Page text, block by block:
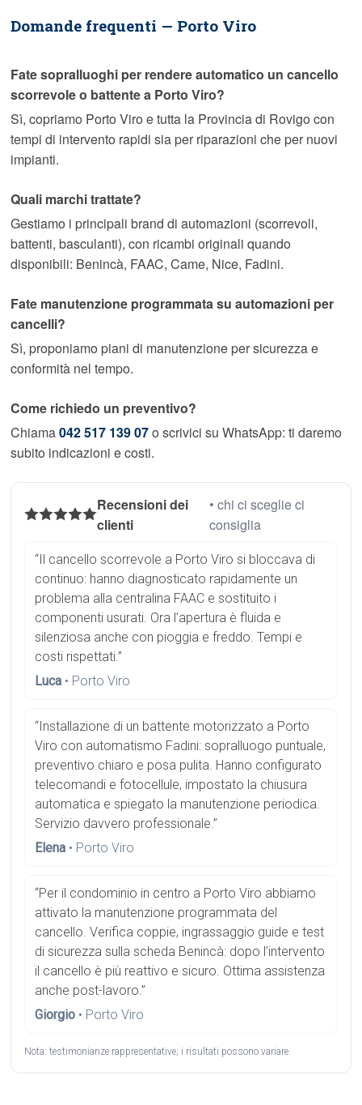
Domande frequenti — Porto Viro
Fate sopralluoghi per rendere automatico un cancello
scorrevole o battente a Porto Viro?
Sì, copriamo Porto Viro e tutta la Provincia di Rovigo con
tempi di intervento rapidi sia per riparazioni che per nuovi
impianti.
Quali marchi trattate?
Gestiamo i principali brand di automazioni (scorrevoli,
battenti, basculanti), con ricambi originali quando
disponibili: Benincà, FAAC, Came, Nice, Fadini.
Fate manutenzione programmata su automazioni per
cancelli?
Sì, proponiamo piani di manutenzione per sicurezza e
conformità nel tempo.
Come richiedo un preventivo?
Chiama042 517 139 07o scrivici su WhatsApp: ti daremo
subito indicazioni e costi.
Recensioni dei
clienti
• chi ci sceglie ci
consiglia
“Il cancello scorrevole a Porto Viro si bloccava di
continuo: hanno diagnosticato rapidamente un
problema alla centralina FAAC e sostituito i
componenti usurati. Ora l’apertura è fluida e
silenziosa anche con pioggia e freddo. Tempi e
costi rispettati.”
Luca • Porto Viro
“Installazione di un battente motorizzato a Porto
Viro con automatismo Fadini: sopralluogo puntuale,
preventivo chiaro e posa pulita. Hanno configurato
telecomandi e fotocellule, impostato la chiusura
automatica e spiegato la manutenzione periodica.
Servizio davvero professionale.”
Elena • Porto Viro
“Per il condominio in centro a Porto Viro abbiamo
attivato la manutenzione programmata del
cancello. Verifica coppie, ingrassaggio guide e test
di sicurezza sulla scheda Benincà: dopo l’intervento
il cancello è più reattivo e sicuro. Ottima assistenza
anche post-lavoro.”
Giorgio • Porto Viro
Nota: testimonianze rappresentative; i risultati possono variare.